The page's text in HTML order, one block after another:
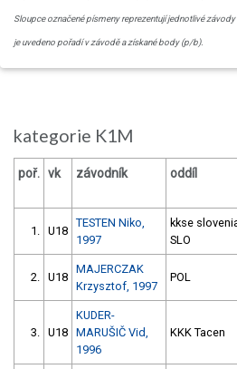
Sloupce označené písmeny reprezentují jednotlivé
je uvedeno pořadí v závodě a získané body (p/b).
kategorie K1M
poř. vk závodník oddíl
1. U18
TESTEN Niko,
1997
kkse
SLO
2. U18
MAJERCZAK
Krzysztof, 1997
POL
3. U18
KUDER-
MARUŠIČ Vid,
1996
KKK Tacen